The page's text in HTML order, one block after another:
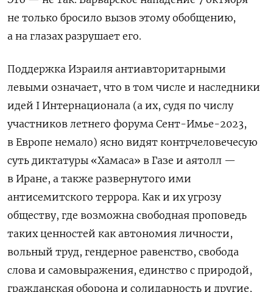
не только бросило вызов этому обобщению,
а на глазах разрушает его.
Поддержка Израиля антиавторитарными
левыми означает, что в том числе и наследники
идей I Интернационала (а их, судя по числу
участников летнего форума Сент-Имье-2023,
в Европе немало) ясно видят контрчеловечесую
суть диктатуры «Хамаса» в Газе и аятолл —
в Иране, а также развернутого ими
антисемитского террора. Как и их угрозу
обществу, где возможна свободная проповедь
таких ценностей как автономия личности,
вольный труд, гендерное равенство, свобода
слова и самовыражения, единство с природой,
гражданская оборона и солидарность и другие,